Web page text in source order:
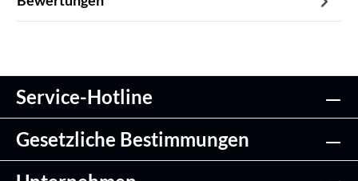
Service-Hotline
Gesetzliche Bestimmungen